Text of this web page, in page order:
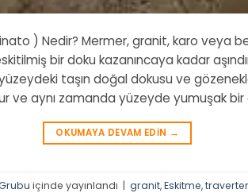
) Nedir? Mermer, granit, karo veya
bir doku kazanıncaya kadar
taşın doğal dokusu ve
ve aynı zamanda yüzeyde yumuşak bir
OKUMAYA DEVAM EDIN →
içinde yayınlandı | granit,Eskitme,